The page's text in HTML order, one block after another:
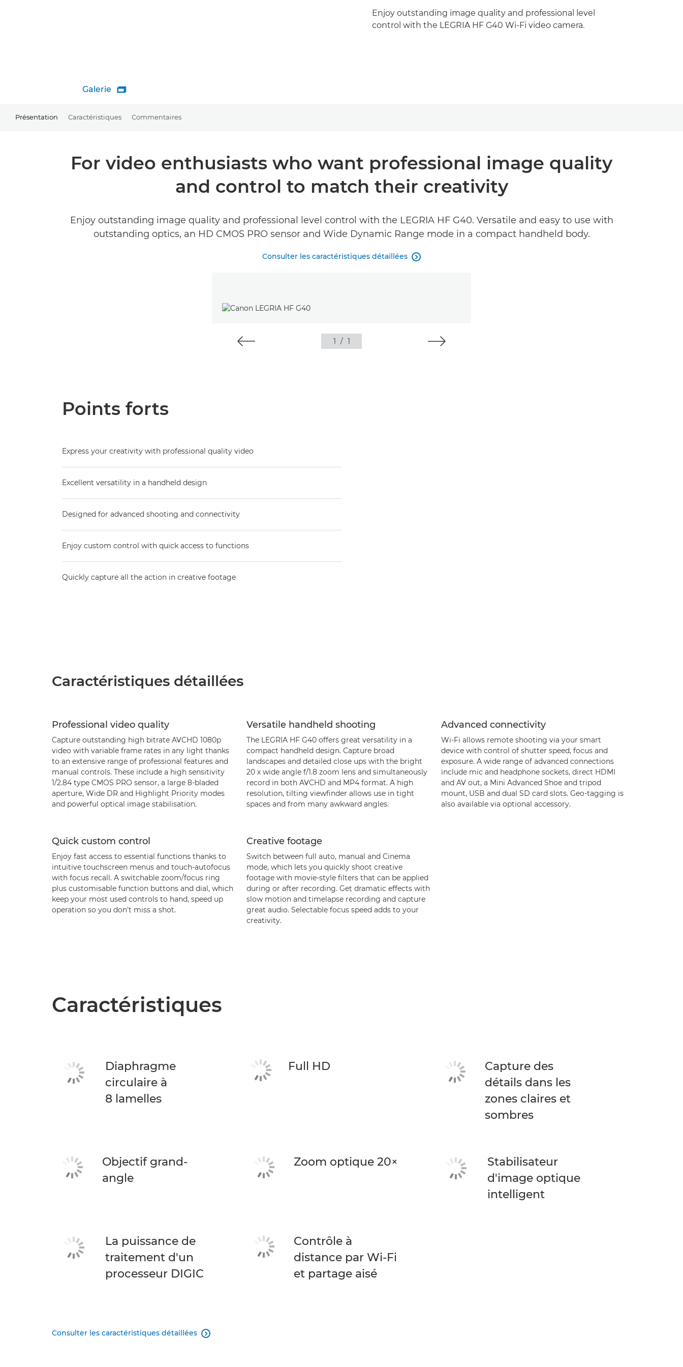
Galerie 
Enjoy outstanding image quality and professional level
control with the LEGRIA HF G40 Wi-Fi video camera.
Présentation Caractéristiques Commentaires
For video enthusiasts who want professional image quality
and control to match their creativity
Enjoy outstanding image quality and professional level control with the LEGRIA HF G40. Versatile and easy to use with
outstanding optics, an HD CMOS PRO sensor and Wide Dynamic Range mode in a compact handheld body.
Consulter les caractéristiques détaillées 
1 / 1
Points forts
Express your creativity with professional quality video
Excellent versatility in a handheld design
Designed for advanced shooting and connectivity
Enjoy custom control with quick access to functions
Quickly capture all the action in creative footage
Caractéristiques détaillées
Professional video quality
Capture outstanding high bitrate AVCHD 1080p
video with variable frame rates in any light thanks
to an extensive range of professional features and
manual controls. These include a high sensitivity
1/2.84 type CMOS PRO sensor, a large 8-bladed
aperture, Wide DR and Highlight Priority modes
and powerful optical image stabilisation.
Versatile handheld shooting
The LEGRIA HF G40 offers great versatility in a
compact handheld design. Capture broad
landscapes and detailed close ups with the bright
20 x wide angle f/1.8 zoom lens and simultaneously
record in both AVCHD and MP4 format. A high
resolution, tilting viewfinder allows use in tight
spaces and from many awkward angles.
Advanced connectivity
Wi-Fi allows remote shooting via your smart
device with control of shutter speed, focus and
exposure. A wide range of advanced connections
include mic and headphone sockets, direct HDMI
and AV out, a Mini Advanced Shoe and tripod
mount, USB and dual SD card slots. Geo-tagging is
also available via optional accessory.
Quick custom control
Enjoy fast access to essential functions thanks to
intuitive touchscreen menus and touch-autofocus
with focus recall. A switchable zoom/focus ring
plus customisable function buttons and dial, which
keep your most used controls to hand, speed up
operation so you don’t miss a shot.
Creative footage
Switch between full auto, manual and Cinema
mode, which lets you quickly shoot creative
footage with movie-style filters that can be applied
during or after recording. Get dramatic effects with
slow motion and timelapse recording and capture
great audio. Selectable focus speed adds to your
creativity.
Caractéristiques
Diaphragme
circulaire à
8 lamelles
Full HD
Capture des
détails dans les
zones claires et
sombres
Objectif grand-
angle
Zoom optique 20×
Stabilisateur
d'image optique
intelligent
La puissance de
traitement d'un
processeur DIGIC
Contrôle à
distance par Wi-Fi
et partage aisé
Consulter les caractéristiques détaillées 